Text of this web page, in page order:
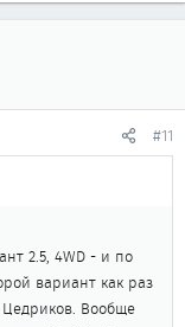
#11
2.5, 4WD - и по
вариант как раз
Цедриков. Вообще